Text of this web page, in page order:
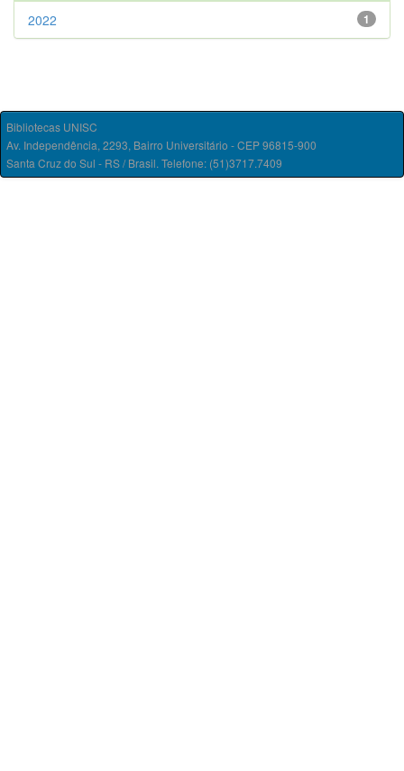
1
2022
Bibliotecas UNISC
Av. Independência, 2293, Bairro Universitário - CEP 96815-900
Santa Cruz do Sul - RS / Brasil. Telefone: (51)3717.7409